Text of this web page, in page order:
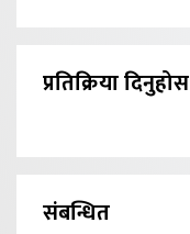
प्रतिक्रिया दिनुहोस
संबन्धित